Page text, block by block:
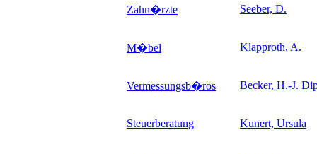
Zahn�rzte Seeber, D.
M�bel Klapproth, A.
Vermessungsb�ros Becker, H.-J.
Steuerberatung Kunert, Ursula